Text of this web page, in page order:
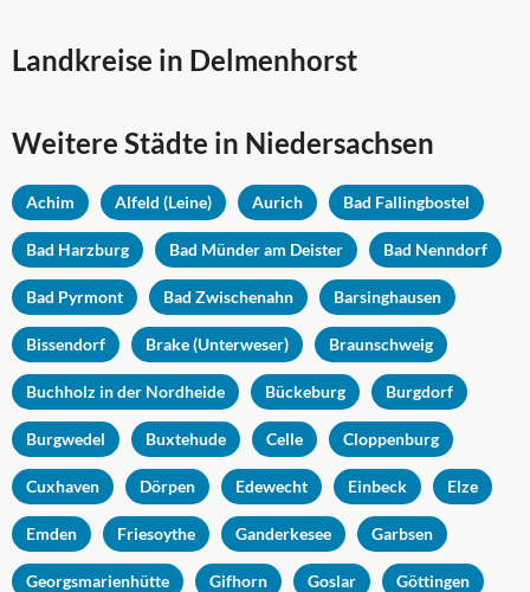
Landkreise in Delmenhorst
Weitere Städte in Niedersachsen
Achim Alfeld (Leine) Aurich Bad Fallingbostel
Bad Harzburg Bad Münder am Deister Bad Nenndorf
Bad Pyrmont Bad Zwischenahn Barsinghausen
Bissendorf Brake (Unterweser) Braunschweig
Buchholz in der Nordheide Bückeburg Burgdorf
Burgwedel Buxtehude Celle Cloppenburg
Cuxhaven Dörpen Edewecht Einbeck Elze
Emden Friesoythe Ganderkesee Garbsen
Georgsmarienhütte Gifhorn Goslar Göttingen